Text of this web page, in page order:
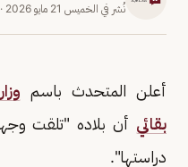
نُشر في الخميس 21 مايو 2026 ·
أعلن المتحدث باسم
بقائي أن بلاده "تلقت
دراستها".